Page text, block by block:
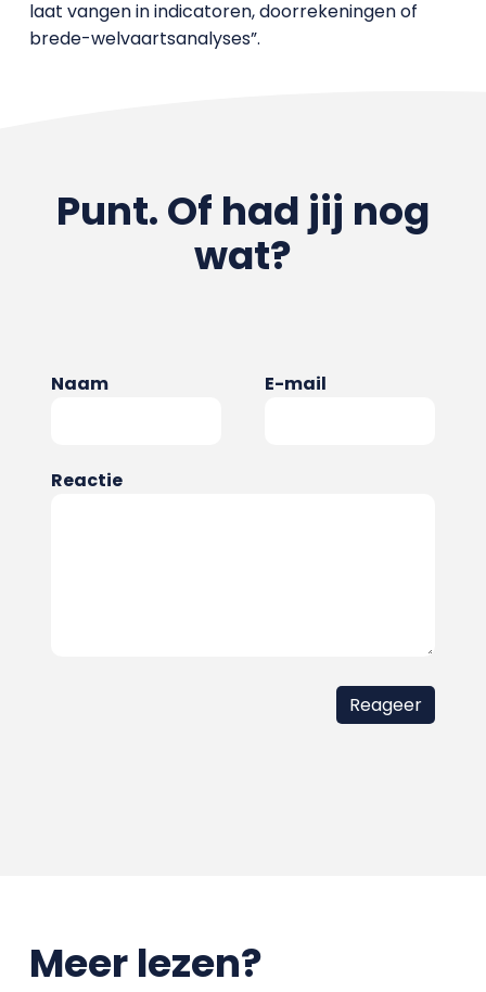
laat vangen in indicatoren, doorrekeningen of
brede-welvaartsanalyses”.
Punt. Of had jij nog
wat?
Naam E-mail
Reactie
Meer lezen?